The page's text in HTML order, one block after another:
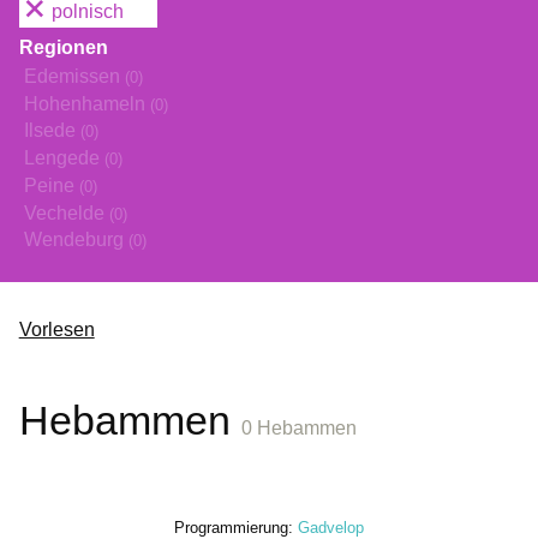
polnisch
Regionen
Edemissen (0)
Hohenhameln (0)
Ilsede (0)
Lengede (0)
Peine (0)
Vechelde (0)
Wendeburg (0)
Vorlesen
Hebammen 0 Hebammen
Programmierung: Gadvelop